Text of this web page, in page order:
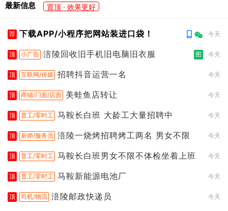
最新信息 置顶 · 效果更好
荐 下载APP/小程序把网站装进口袋！ 今天
顶 小广告 涪陵回收旧手机旧电脑旧衣服 图 今天
顶 互联网/传媒 招聘抖音运营一名 今天
顶 商铺/门面/店面 美蛙鱼店转让 今天
顶 普工/零时工 马鞍长白班 大龄工大量招聘中 今天
顶 厨师/服务员 涪陵一烧烤招聘烤工两名 男女不限 今天
顶 普工/零时工 马鞍长白班男女不限不体检坐着上班 今天
顶 普工/零时工 马鞍新能源电池厂 今天
顶 司机/物流 涪陵邮政快递员 今天